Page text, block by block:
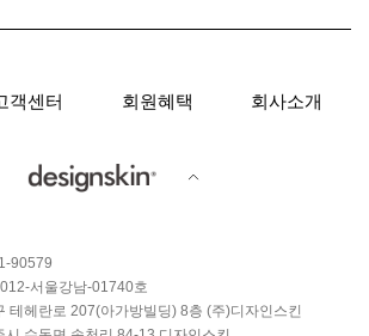
객센터 회원혜택 회사소개
90579
서울강남-01740호
테헤란로 207(아가방빌딩) 8층 (주)디자인스킨